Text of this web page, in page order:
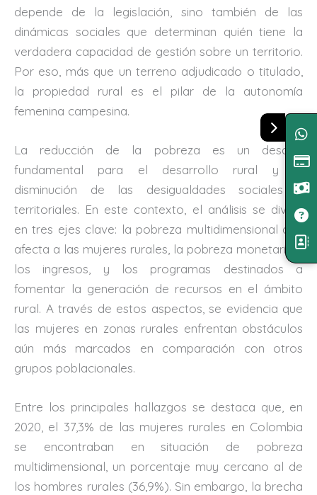
depende de la legislación, sino también de las
dinámicas sociales que determinan quién tiene la
verdadera capacidad de gestión sobre un territorio.
Por eso, más que un terreno adjudicado o titulado,
la propiedad rural es el pilar de la autonomía
femenina campesina.
La reducción de la pobreza es un desafío
fundamental para el desarrollo rural y la
disminución de las desigualdades sociales y
territoriales. En este contexto, el análisis se divide
en tres ejes clave: la pobreza multidimensional que
afecta a las mujeres rurales, la pobreza monetaria y
los ingresos, y los programas destinados a
fomentar la generación de recursos en el ámbito
rural. A través de estos aspectos, se evidencia que
las mujeres en zonas rurales enfrentan obstáculos
aún más marcados en comparación con otros
grupos poblacionales.
Entre los principales hallazgos se destaca que, en
2020, el 37,3% de las mujeres rurales en Colombia
se encontraban en situación de pobreza
multidimensional, un porcentaje muy cercano al de
los hombres rurales (36,9%). Sin embargo, la brecha